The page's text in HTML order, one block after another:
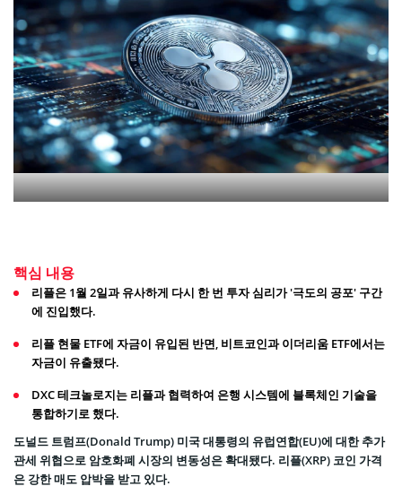
핵심 내용
리플은 1월 2일과 유사하게 다시 한 번 투자 심리가 '극도의 공포' 구간
에 진입했다.
리플 현물 ETF에 자금이 유입된 반면, 비트코인과 이더리움 ETF에서는
자금이 유출됐다.
DXC 테크놀로지는 리플과 협력하여 은행 시스템에 블록체인 기술을
통합하기로 했다.
도널드 트럼프(Donald Trump) 미국 대통령의 유럽연합(EU)에 대한 추가
관세 위협으로 암호화폐 시장의 변동성은 확대됐다. 리플(XRP) 코인 가격
은 강한 매도 압박을 받고 있다.